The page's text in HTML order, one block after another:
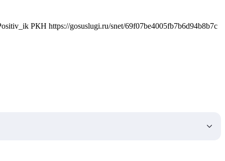
РКН https://gosuslugi.ru/snet/69f07be4005fb7b6d94b8b7c